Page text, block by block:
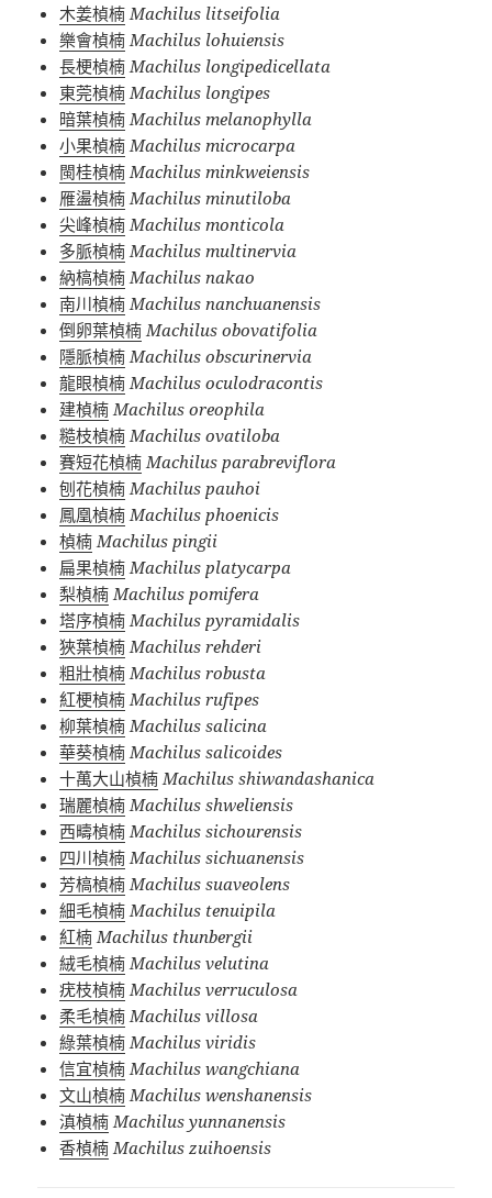
木姜楨楠 Machilus litseifolia
樂會楨楠 Machilus lohuiensis
長梗楨楠 Machilus longipedicellata
東莞楨楠 Machilus longipes
暗葉楨楠 Machilus melanophylla
小果楨楠 Machilus microcarpa
閩桂楨楠 Machilus minkweiensis
雁盪楨楠 Machilus minutiloba
尖峰楨楠 Machilus monticola
多脈楨楠 Machilus multinervia
納槁楨楠 Machilus nakao
南川楨楠 Machilus nanchuanensis
倒卵葉楨楠 Machilus obovatifolia
隱脈楨楠 Machilus obscurinervia
龍眼楨楠 Machilus oculodracontis
建楨楠 Machilus oreophila
糙枝楨楠 Machilus ovatiloba
賽短花楨楠 Machilus parabreviflora
刨花楨楠 Machilus pauhoi
鳳凰楨楠 Machilus phoenicis
楨楠 Machilus pingii
扁果楨楠 Machilus platycarpa
梨楨楠 Machilus pomifera
塔序楨楠 Machilus pyramidalis
狹葉楨楠 Machilus rehderi
粗壯楨楠 Machilus robusta
紅梗楨楠 Machilus rufipes
柳葉楨楠 Machilus salicina
華葵楨楠 Machilus salicoides
十萬大山楨楠 Machilus shiwandashanica
瑞麗楨楠 Machilus shweliensis
西疇楨楠 Machilus sichourensis
四川楨楠 Machilus sichuanensis
芳槁楨楠 Machilus suaveolens
細毛楨楠 Machilus tenuipila
紅楠 Machilus thunbergii
絨毛楨楠 Machilus velutina
疣枝楨楠 Machilus verruculosa
柔毛楨楠 Machilus villosa
綠葉楨楠 Machilus viridis
信宜楨楠 Machilus wangchiana
文山楨楠 Machilus wenshanensis
滇楨楠 Machilus yunnanensis
香楨楠 Machilus zuihoensis